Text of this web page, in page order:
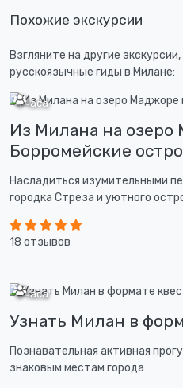
Похожие экскурсии
Взгляните на другие
русскоязычные гиды в Милане:
4 часа
Из Милана на озеро
Борромейские
Насладиться изумительными
городка Стреза и уютного
18 отзывов
3 часа
Узнать Милан в
Познавательная активная
знаковым местам города